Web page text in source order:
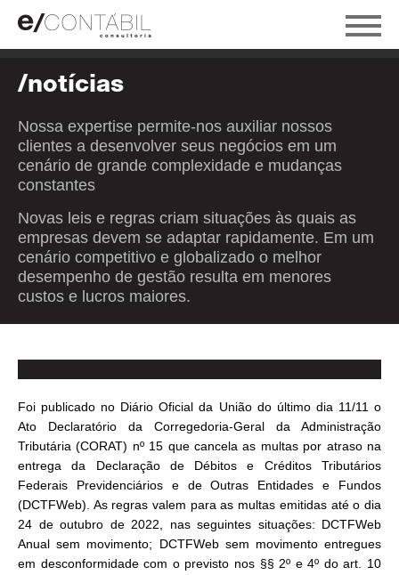
/notícias
Nossa expertise permite-nos auxiliar nossos
clientes a desenvolver seus negócios em um
cenário de grande complexidade e mudanças
constantes
Novas leis e regras criam situações às quais as
empresas devem se adaptar rapidamente. Em um
cenário competitivo e globalizado o melhor
desempenho de gestão resulta em menores
custos e lucros maiores.
Foi publicado no Diário Oficial da União do último dia 11/11 o
Ato Declaratório da Corregedoria-Geral da Administração
Tributária (CORAT) nº 15 que cancela as multas por atraso na
entrega da Declaração de Débitos e Créditos Tributários
Federais Previdenciários e de Outras Entidades e Fundos
(DCTFWeb). As regras valem para as multas emitidas até o dia
24 de outubro de 2022, nas seguintes situações: DCTFWeb
Anual sem movimento; DCTFWeb sem movimento entregues
em desconformidade com o previsto nos §§ 2º e 4º do art. 10